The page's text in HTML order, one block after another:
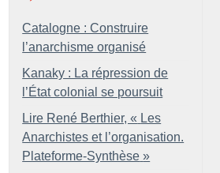
Catalogne : Construire
l’anarchisme organisé
Kanaky : La répression de
l’État colonial se poursuit
Lire René Berthier, « Les
Anarchistes et l’organisation.
Plateforme-Synthèse »